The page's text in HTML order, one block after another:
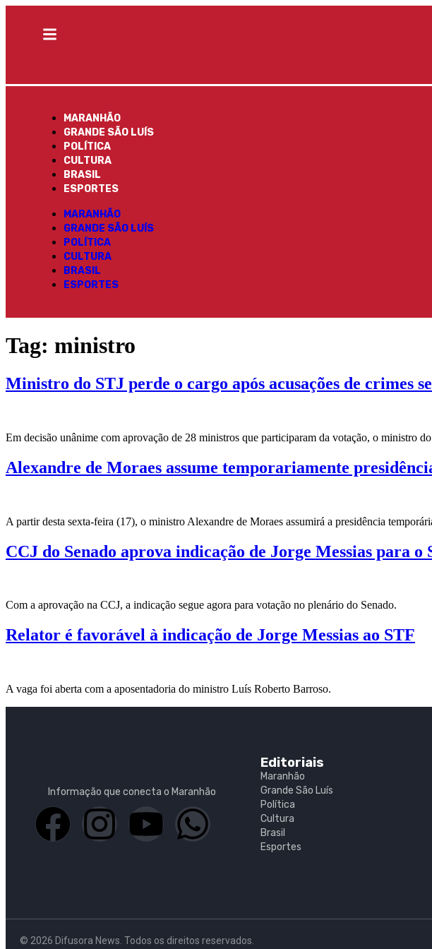
MARANHÃO
GRANDE SÃO LUÍS
POLÍTICA
CULTURA
BRASIL
ESPORTES
MARANHÃO
GRANDE SÃO LUÍS
POLÍTICA
CULTURA
BRASIL
ESPORTES
Tag: ministro
Ministro do STJ perde o cargo após acusações de crimes
Em decisão unânime com aprovação de 28 ministros que participaram da votação, o
Alexandre de Moraes assume temporariamente
A partir desta sexta-feira (17), o ministro Alexandre de Moraes assumirá a presidência
CCJ do Senado aprova indicação de Jorge Messias para o
Com a aprovação na CCJ, a indicação segue agora para votação no plenário do Senado.
Relator é favorável à indicação de Jorge Messias ao STF
A vaga foi aberta com a aposentadoria do ministro Luís Roberto Barroso.
Informação que conecta o Maranhão
Editoriais
Maranhão
Grande São Luís
Política
Cultura
Brasil
Esportes
© 2026 Difusora News. Todos os direitos reservados.